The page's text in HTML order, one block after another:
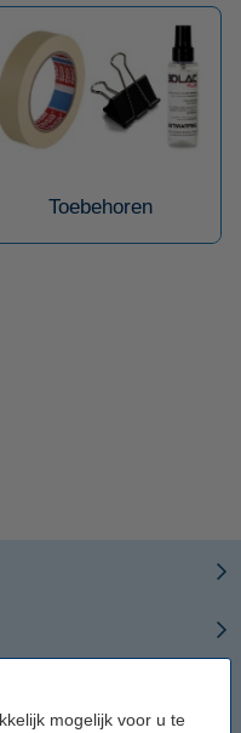
mogelijk voor u te
Toebehoren